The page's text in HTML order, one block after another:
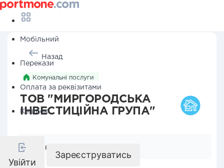
Мобільний
Перекази
Оплата за реквізитами
Кешбек
Увійти
Зареєструватись
Назад
Комунальні послуги
ТОВ "МИРГОРОДСЬКА
ІНВЕСТИЦІЙНА ГРУПА"
Реквізити компанії